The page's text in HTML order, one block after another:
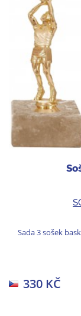
Sada 3 sošek
330 KČ